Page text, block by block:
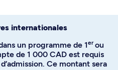
internationales
un programme de 1erou
de 1 000 CAD est requis
Ce montant sera